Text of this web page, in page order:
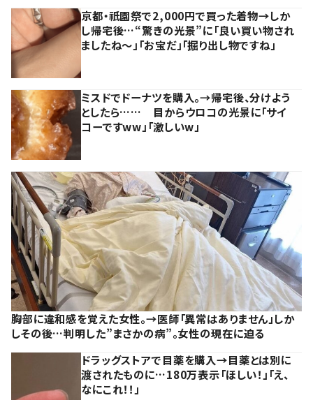
京都・祇園祭で2,000円で買った着物→しか
し帰宅後…“驚きの光景”に「良い買い物され
ましたね～」「お宝だ」「掘り出し物ですね」
ミスドでドーナツを購入。→帰宅後、分けよう
としたら…… 目からウロコの光景に「サイ
コーですww」「激しいw」
胸部に違和感を覚えた女性。→医師「異常はありません」しか
しその後…判明した”まさかの病”。女性の現在に迫る
ドラッグストアで目薬を購入→目薬とは別に
渡されたものに…180万表示「ほしい！」「え、
なにこれ！！」